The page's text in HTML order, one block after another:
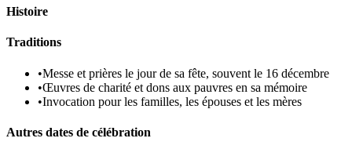
Histoire
Traditions
•Messe et prières le jour de sa fête, souvent le 16 décembre
•Œuvres de charité et dons aux pauvres en sa mémoire
•Invocation pour les familles, les épouses et les mères
Autres dates de célébration